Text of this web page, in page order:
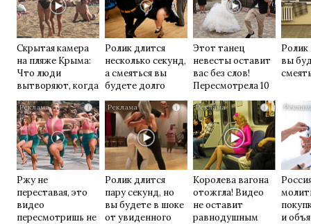
Скрытая камера
на пляже Крыма:
Что люди
вытворяют, когда
их не видят...
Ролик длится
несколько секунд,
а смеяться вы
будете долго
Этот танец
невесты оставит
вас без слов!
Пересмотрела 10
раз
Ролик
вы
i
Ржу не
переставая, это
видео
пересмотришь не
i
Ролик длится
пару секунд, но
вы будете в шоке
от увиденного
i
Королева вагона
отожгла! Видео
не оставит
равнодушным
и